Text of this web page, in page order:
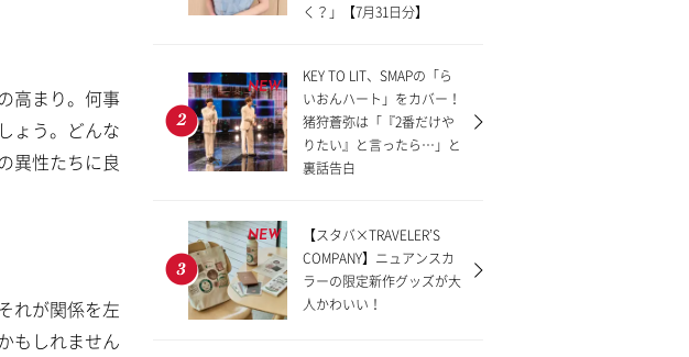
高まり。何事
ょう。どんな
異性たちに良
れが関係を左
もしれません
く？」【7月31日分】
NEW
KEY TO LIT、SMAPの「ら
いおんハート」をカバー！
猪狩蒼弥は「『2番だけや
りたい』と言ったら…」と
裏話告白
NEW
【スタバ×TRAVELER’S
COMPANY】ニュアンスカ
ラーの限定新作グッズが大
人かわいい！